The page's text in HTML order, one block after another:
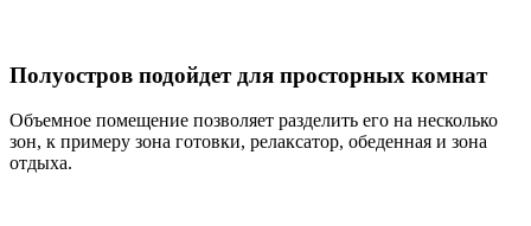
Полуостров подойдет для просторных комнат
Объемное помещение позволяет разделить его на несколько
зон, к примеру зона готовки, релаксатор, обеденная и зона
отдыха.